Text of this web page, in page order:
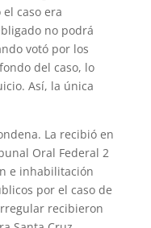
caso era
no podrá
votó por los
del caso, lo
Así, la única
La recibió en
Oral Federal 2
e inhabilitación
por el caso de
recibieron